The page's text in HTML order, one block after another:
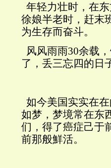
年轻力壮时，在
徐娘半老时，赶末
为生存而奋斗。
风风雨雨30余载
了，丢三忘四的日
如今美国实实在
如梦，梦境常在东
们，得了癌症己于
前那般鮮活。